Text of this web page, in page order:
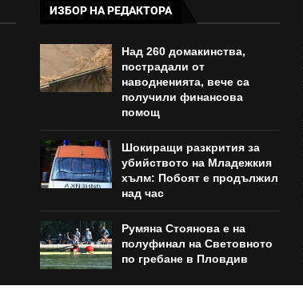
ИЗБОР НА РЕДАКТОРА
Над 260 домакинства,
пострадали от
наводненията, вече са
получили финансова
помощ
Шокиращи разкрития за
убийството на Младежкия
хълм: Побоят е продължил
над час
Румяна Стоянова е на
полуфинал на Световното
по гребане в Пловдив